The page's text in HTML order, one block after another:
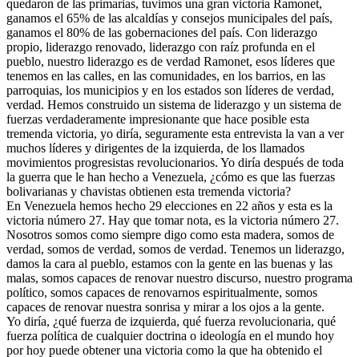
quedaron de las primarias, tuvimos una gran victoria Ramonet,
ganamos el 65% de las alcaldías y consejos municipales del país,
ganamos el 80% de las gobernaciones del país. Con liderazgo
propio, liderazgo renovado, liderazgo con raíz profunda en el
pueblo, nuestro liderazgo es de verdad Ramonet, esos líderes que
tenemos en las calles, en las comunidades, en los barrios, en las
parroquias, los municipios y en los estados son líderes de verdad,
verdad. Hemos construido un sistema de liderazgo y un sistema de
fuerzas verdaderamente impresionante que hace posible esta
tremenda victoria, yo diría, seguramente esta entrevista la van a ver
muchos líderes y dirigentes de la izquierda, de los llamados
movimientos progresistas revolucionarios. Yo diría después de toda
la guerra que le han hecho a Venezuela, ¿cómo es que las fuerzas
bolivarianas y chavistas obtienen esta tremenda victoria?
En Venezuela hemos hecho 29 elecciones en 22 años y esta es la
victoria número 27. Hay que tomar nota, es la victoria número 27.
Nosotros somos como siempre digo como esta madera, somos de
verdad, somos de verdad, somos de verdad. Tenemos un liderazgo,
damos la cara al pueblo, estamos con la gente en las buenas y las
malas, somos capaces de renovar nuestro discurso, nuestro programa
político, somos capaces de renovarnos espiritualmente, somos
capaces de renovar nuestra sonrisa y mirar a los ojos a la gente.
Yo diría, ¿qué fuerza de izquierda, qué fuerza revolucionaria, qué
fuerza política de cualquier doctrina o ideología en el mundo hoy
por hoy puede obtener una victoria como la que ha obtenido el